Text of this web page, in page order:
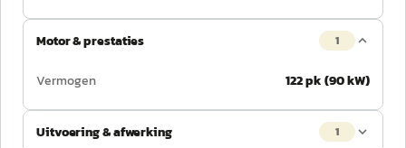
Motor & prestaties 1
Vermogen 122 pk (90 kW)
Uitvoering & afwerking 1